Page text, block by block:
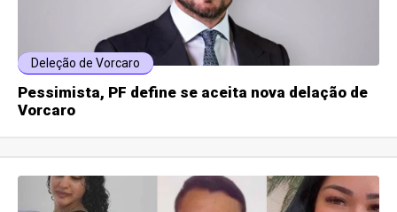
Deleção de Vorcaro
Pessimista, PF define se aceita nova delação de
Vorcaro